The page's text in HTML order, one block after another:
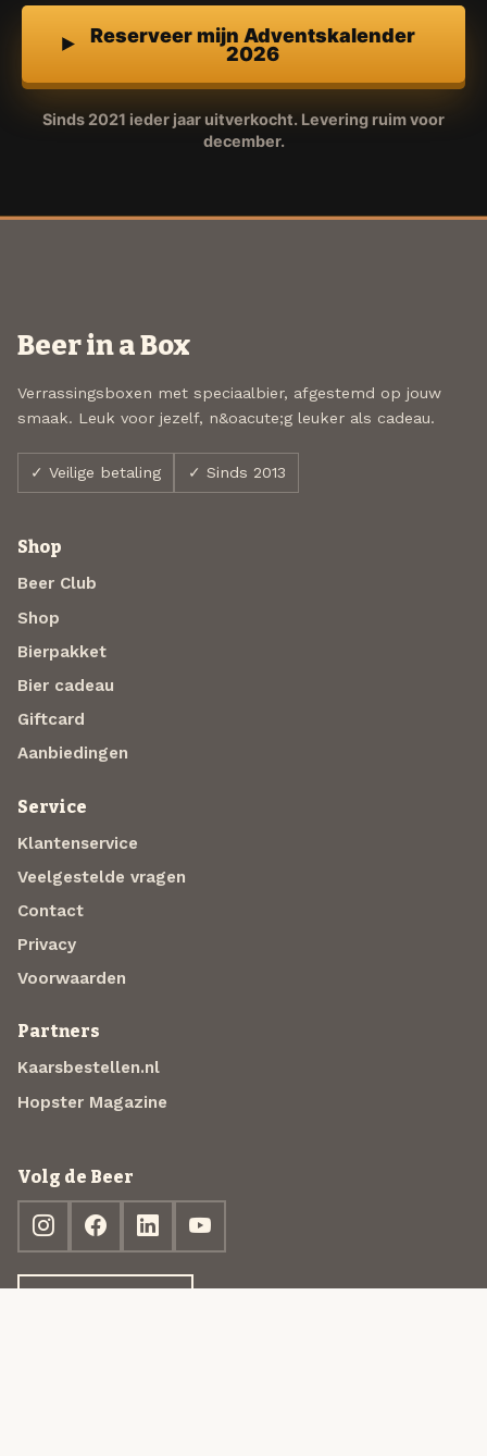
Reserveer mijn Adventskalender
2026
Sinds 2021 ieder jaar uitverkocht. Levering ruim voor
december.
Beer in a Box
Verrassingsboxen met speciaalbier, afgestemd op jouw
smaak. Leuk voor jezelf, n&oacute;g leuker als cadeau.
✓ Veilige betaling ✓ Sinds 2013
Shop
Beer Club
Shop
Bierpakket
Bier cadeau
Giftcard
Aanbiedingen
Service
Klantenservice
Veelgestelde vragen
Contact
Privacy
Voorwaarden
Partners
Kaarsbestellen.nl
Hopster Magazine
Volg de Beer